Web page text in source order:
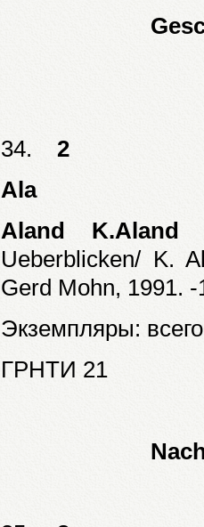
34. 2
Ala
Aland K.Aland
Ueberblicken/ K.
Gerd Mohn, 1991.
Экземпляры:
ГРНТИ 21